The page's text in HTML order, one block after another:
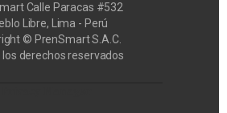
Calle Paracas #532
Libre, Lima - Perú
© PrenSmart S.A.C.
los derechos reservados